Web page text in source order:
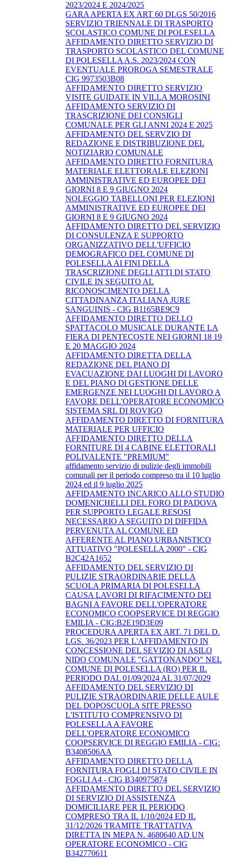
2023/2024 E 2024/2025
GARA APERTA EX ART 60 DLGS 50/2016
SERVIZIO TRIENNALE DI TRASPORTO
SCOLASTICO COMUNE DI POLESELLA
AFFIDAMENTO DIRETTO SERVIZIO DI
TRASPORTO SCOLASTICO DEL COMUNE
DI POLESELLA A.S. 2023/2024 CON
EVENTUALE PROROGA SEMESTRALE
CIG 9973503B08
AFFIDAMENTO DIRETTO SERVIZIO
VISITE GUIDATE IN VILLA MOROSINI
AFFIDAMENTO SERVIZIO DI
TRASCRIZIONE DEI CONSIGLI
COMUNALE PER GLI ANNI 2024 E 2025
AFFIDAMENTO DEL SERVZIO DI
REDAZIONE E DISTRIBUZIONE DEL
NOTIZIARIO COMUNALE
AFFIDAMENTO DIRETTO FORNITURA
MATERIALE ELETTORALE ELEZIONI
AMMINISTRATIVE ED EUROPEE DEI
GIORNI 8 E 9 GIUGNO 2024
NOLEGGIO TABELLONI PER ELEZIONI
AMMINISTRATIVE ED EUROPEE DEI
GIORNI 8 E 9 GIUGNO 2024
AFFIDAMENTO DIRETTO DEL SERVIZIO
DI CONSULENZA E SUPPORTO
ORGANIZZATIVO DELL'UFFICIO
DEMOGRAFICO DEL COMUNE DI
POLESELLA AI FINI DELLA
TRASCRIZIONE DEGLI ATTI DI STATO
CIVILE IN SEGUITO AL
RICONOSCIMENTO DELLA
CITTADINANZA ITALIANA JURE
SANGUINIS - CIG B1165BE9C9
AFFIDAMENTO DIRETTO DELLO
SPATTACOLO MUSICALE DURANTE LA
FIERA DI PENTECOSTE NEI GIORNI 18 19
E 20 MAGGIO 2024
AFFIDAMENTO DIRETTA DELLA
REDAZIONE DEL PIANO DI
EVACUAZIONE DAI LUOGHI DI LAVORO
E DEL PIANO DI GESTIONE DELLE
EMERGENZE NEI LUOGHI DI LAVORO A
FAVORE DELL'OPERATORE ECONOMICO
SISTEMA SRL DI ROVIGO
AFFIDAMENTO DIRETTO DI FORNITURA
MATERIALE PER UFFICIO
AFFIDAMENTO DIRETTO DELLA
FORNITURE DI 4 CABINE ELETTORALI
POLIVALENTE "PREMIUM"
affidamento servizio di pulizie degli immobili
comunali per il periodo compreso tra il 10 luglio
2024 ed il 9 luglio 2025
AFFIDAMENTO INCARICO ALLO STUDIO
DOMENICHELLI DEL FORO DI PADOVA
PER SUPPORTO LEGALE RESOSI
NECESSARIO A SEGUITO DI DIFFIDA
PERVENUTA AL COMUNE ED
AFFERENTE AL PIANO URBANISTICO
ATTUATIVO "POLESELLA 2000" - CIG
B2C42A1652
AFFIDAMENTO DEL SERVIZIO DI
PULIZIE STRAORDINARIE DELLA
SCUOLA PRIMARIA DI POLESELLA
CAUSA LAVORI DI RIFACIMENTO DEI
BAGNI A FAVORE DELL'OPERATORE
ECONOMICO COOPSERVICE DI REGGIO
EMILIA - CIG:B2E19D3E09
PROCEDURA APERTA EX ART. 71 DEL D.
LGS. 36/2023 PER L'AFFIDAMENTO IN
CONCESSIONE DEL SEVIZIO DI ASILO
NIDO COMUNALE "GATTONANDO" NEL
COMUNE DI POLESELLA (RO) PER IL
PERIODO DAL 01/09/2024 AL 31/07/2029
AFFIDAMENTO DEL SERVIZIO DI
PULIZIE STRAORDINARIE DELLE AULE
DEL DOPOSCUOLA SITE PRESSO
L'ISTITUTO COMPRENSIVO DI
POLESELLA A FAVORE
DELL'OPERATORE ECONOMICO
COOPSERVICE DI REGGIO EMILIA - CIG:
B3408506AA
AFFIDAMENTO DIRETTO DELLA
FORNITURA FOGLI DI STATO CIVILE IN
FOGLI A4 - CIG B340975874
AFFIDAMENTO DIRETTO DEL SERVIZIO
DI SERVIZIO DI ASSISTENZA
DOMICILIARE PER IL PERIODO
COMPRESO TRA IL 1/10/2024 ED IL
31/12/2026 TRAMITE TRATTATIVA
DIRETTA IN MEPA N. 4680640 AD UN
OPERATORE ECONOMICO - CIG
B342770611